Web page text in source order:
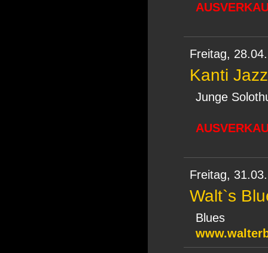
Freitag,
Kanti Jazz
Junge
Freitag,
Walt`s
Blues